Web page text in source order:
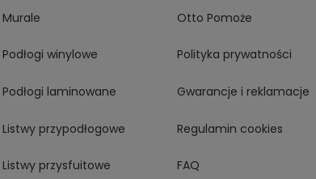
Murale
Podłogi winylowe
Podłogi laminowane
Listwy przypodłogowe
Listwy przysfuitowe
Otto Pomoże
Polityka prywatności
Gwarancje i reklamacje
Regulamin cookies
FAQ